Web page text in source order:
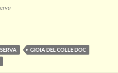
GIOIA DEL COLLE DOC